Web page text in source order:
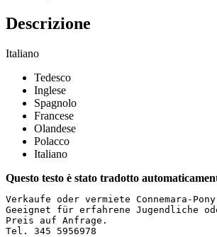
Descrizione
Italiano
Tedesco
Inglese
Spagnolo
Francese
Olandese
Polacco
Italiano
Questo testo è stato tradotto
Verkaufe oder vermiete Connemara-
Geeignet für erfahrene
Preis auf Anfrage.
Tel. 345 5956978